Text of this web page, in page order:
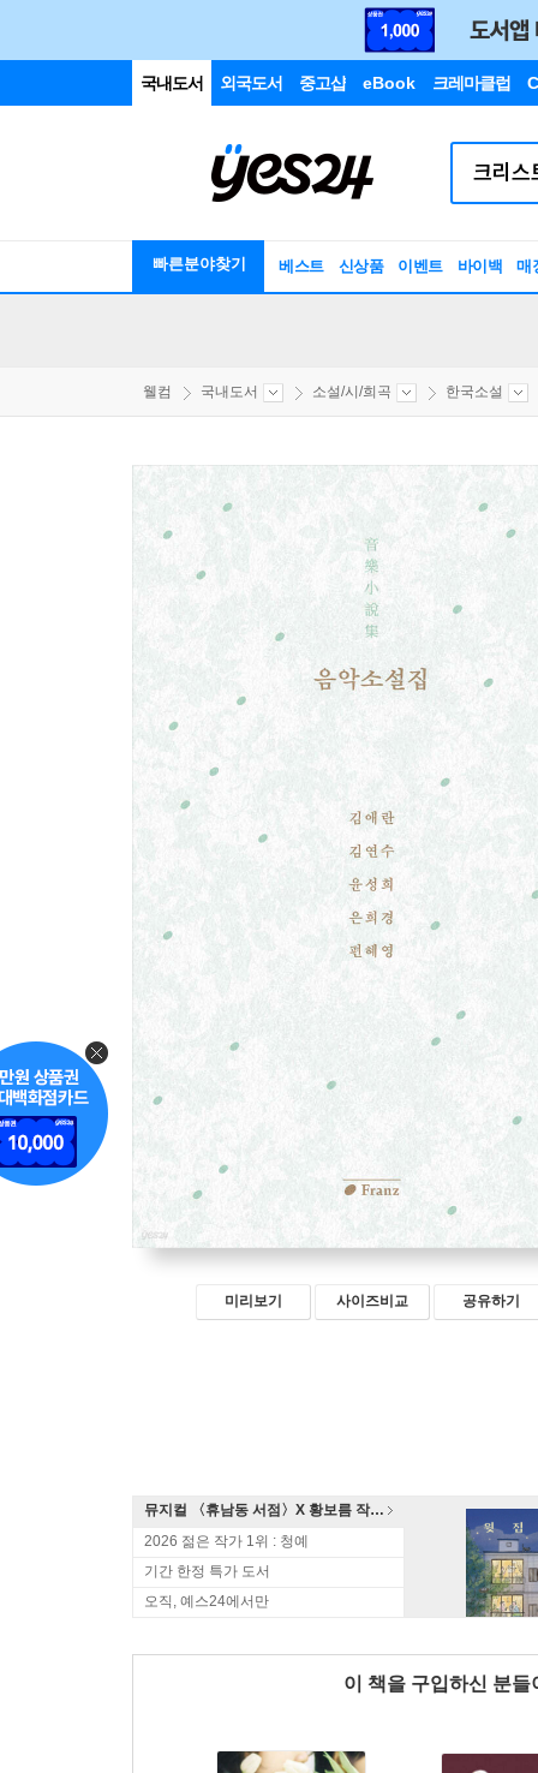
국내도서 외국도서 중고샵 eBook 크레마클럽
빠른분야찾기 베스트 신상품 이벤트 바이백 매
웰컴 국내도서 소설/시/희곡 한국소설
미리보기 사이즈비교 공유하기
뮤지컬 〈휴남동 서점〉X 황보름 작가 북토크
2026 젊은 작가 1위 : 청예
기간 한정 특가 도서
오직, 예스24에서만
이 책을 구입하신 분